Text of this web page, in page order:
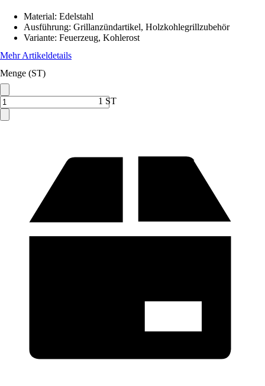
Material: Edelstahl
Ausführung: Grillanzündartikel, Holzkohlegrillzubehör
Variante: Feuerzeug, Kohlerost
Mehr Artikeldetails
Menge (ST)
1 ST